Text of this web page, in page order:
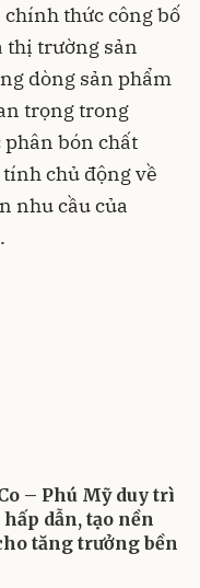
chính thức công bố
thị trường sản
dòng sản phẩm
trọng trong
bón chất
chủ động về
nhu cầu của
– Phú Mỹ duy trì
hấp dẫn, tạo nền
tăng trưởng bền